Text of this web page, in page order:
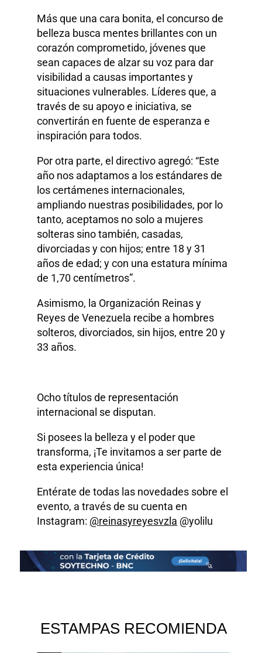
Más que una cara bonita, el concurso de
belleza busca mentes brillantes con un
corazón comprometido, jóvenes que
sean capaces de alzar su voz para dar
visibilidad a causas importantes y
situaciones vulnerables. Líderes que, a
través de su apoyo e iniciativa, se
convertirán en fuente de esperanza e
inspiración para todos.
Por otra parte, el directivo agregó: “Este
año nos adaptamos a los estándares de
los certámenes internacionales,
ampliando nuestras posibilidades, por lo
tanto, aceptamos no solo a mujeres
solteras sino también, casadas,
divorciadas y con hijos; entre 18 y 31
años de edad; y con una estatura mínima
de 1,70 centímetros”.
Asimismo, la Organización Reinas y
Reyes de Venezuela recibe a hombres
solteros, divorciados, sin hijos, entre 20 y
33 años.
Ocho títulos de representación
internacional se disputan.
Si posees la belleza y el poder que
transforma, ¡Te invitamos a ser parte de
esta experiencia única!
Entérate de todas las novedades sobre el
evento, a través de su cuenta en
Instagram: @reinasyreyesvzla @yolilu
ESTAMPAS RECOMIENDA